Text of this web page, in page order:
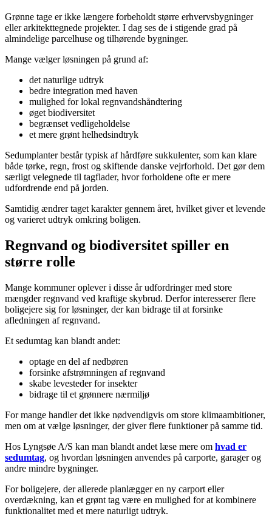
Grønne tage er ikke længere forbeholdt større erhvervsbygninger
eller arkitekttegnede projekter. I dag ses de i stigende grad på
almindelige parcelhuse og tilhørende bygninger.
Mange vælger løsningen på grund af:
det naturlige udtryk
bedre integration med haven
mulighed for lokal regnvandshåndtering
øget biodiversitet
begrænset vedligeholdelse
et mere grønt helhedsindtryk
Sedumplanter består typisk af hårdføre sukkulenter, som kan klare
både tørke, regn, frost og skiftende danske vejrforhold. Det gør dem
særligt velegnede til tagflader, hvor forholdene ofte er mere
udfordrende end på jorden.
Samtidig ændrer taget karakter gennem året, hvilket giver et levende
og varieret udtryk omkring boligen.
Regnvand og biodiversitet spiller en
større rolle
Mange kommuner oplever i disse år udfordringer med store
mængder regnvand ved kraftige skybrud. Derfor interesserer flere
boligejere sig for løsninger, der kan bidrage til at forsinke
afledningen af regnvand.
Et sedumtag kan blandt andet:
optage en del af nedbøren
forsinke afstrømningen af regnvand
skabe levesteder for insekter
bidrage til et grønnere nærmiljø
For mange handler det ikke nødvendigvis om store klimaambitioner,
men om at vælge løsninger, der giver flere funktioner på samme tid.
Hos Lyngsøe A/S kan man blandt andet læse mere om hvad er
sedumtag, og hvordan løsningen anvendes på carporte, garager og
andre mindre bygninger.
For boligejere, der allerede planlægger en ny carport eller
overdækning, kan et grønt tag være en mulighed for at kombinere
funktionalitet med et mere naturligt udtryk.